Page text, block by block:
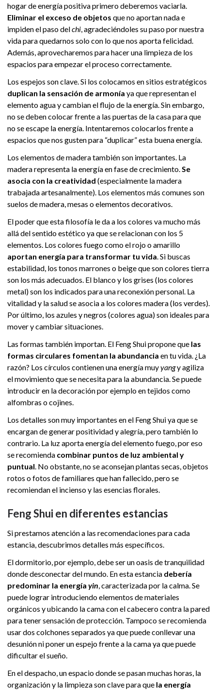
hogar de energía positiva primero deberemos vaciarla.
Eliminar el exceso de objetos que no aportan nada e
impiden el paso delchi , agradeciéndoles su paso por nuestra
vida para quedarnos solo con lo que nos aporta felicidad.
Además, aprovecharemos para hacer una limpieza de los
espacios para empezar el proceso correctamente.
Los espejos son clave. Si los colocamos en sitios estratégicos
duplican la sensación de armonía ya que representan el
elemento agua y cambian el flujo de la energía. Sin embargo,
no se deben colocar frente a las puertas de la casa para que
no se escape la energía. Intentaremos colocarlos frente a
espacios que nos gusten para “duplicar” esta buena energía.
Los elementos de madera también son importantes. La
madera representa la energía en fase de crecimiento. Se
asocia con la creatividad (especialmente la madera
trabajada artesanalmente). Los elementos más comunes son
suelos de madera, mesas o elementos decorativos.
El poder que esta filosofía le da a los colores va mucho más
allá del sentido estético ya que se relacionan con los 5
elementos. Los colores fuego como el rojo o amarillo
aportan energía para transformar tu vida . Si buscas
estabilidad, los tonos marrones o beige que son colores tierra
son los más adecuados. El blanco y los grises (los colores
metal) son los indicados para una reconexión personal. La
vitalidad y la salud se asocia a los colores madera (los verdes).
Por último, los azules y negros (colores agua) son ideales para
mover y cambiar situaciones.
Las formas también importan. El Feng Shui propone que las
formas circulares fomentan la abundancia en tu vida. ¿La
razón? Los círculos contienen una energía muyyangy agiliza
el movimiento que se necesita para la abundancia. Se puede
introducir en la decoración por ejemplo en tejidos como
alfombras o cojines.
Los detalles son muy importantes en el Feng Shui ya que se
encargan de generar positividad y alegría, pero también lo
contrario. La luz aporta energía del elemento fuego, por eso
se recomienda combinar puntos de luz ambiental y
puntual . No obstante, no se aconsejan plantas secas, objetos
rotos o fotos de familiares que han fallecido, pero se
recomiendan el incienso y las esencias florales.
Feng Shui en diferentes estancias
Si prestamos atención a las recomendaciones para cada
estancia, descubrimos detalles más específicos.
El dormitorio, por ejemplo, debe ser un oasis de tranquilidad
donde desconectar del mundo. En esta estancia debería
predominar la energía yin , caracterizada por la calma. Se
puede lograr introduciendo elementos de materiales
orgánicos y ubicando la cama con el cabecero contra la pared
para tener sensación de protección. Tampoco se recomienda
usar dos colchones separados ya que puede conllevar una
desunión ni poner un espejo frente a la cama ya que puede
dificultar el sueño.
En el despacho, un espacio donde se pasan muchas horas, la
organización y la limpieza son clave para que la energía